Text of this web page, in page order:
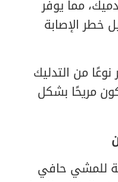
مما يوفر
خطر الإصابة
من التدليك
مريحًا بشكل
للمشي حافي